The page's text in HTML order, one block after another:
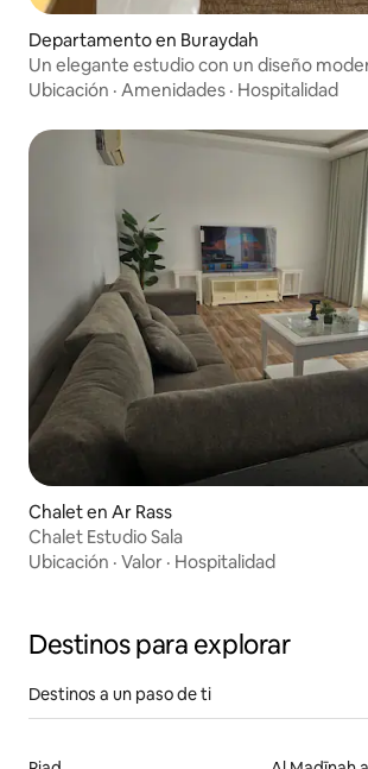
Departamento en Buraydah
Un elegante estudio con un diseño
que combina lujo y comodidad
Ubicación · Amenidades · Hospitalidad
Chalet en Ar Rass
Chalet Estudio Sala
Ubicación · Valor · Hospitalidad
Destinos para explorar
Destinos a un paso de ti